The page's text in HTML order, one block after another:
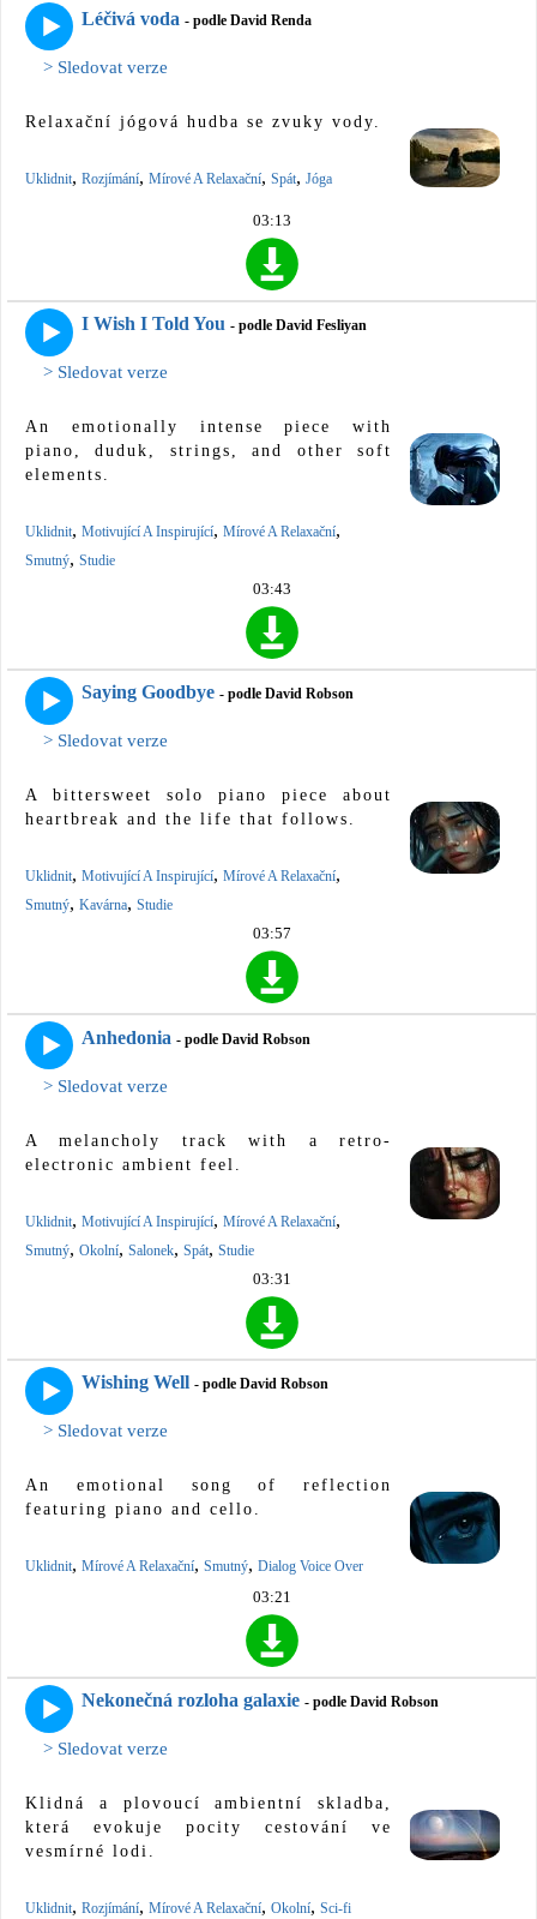
Léčivá voda - podle David Renda
> Sledovat verze
Relaxační jógová hudba se zvuky vody.
Uklidnit, Rozjímání, Mírové A Relaxační, Spát, Jóga
03:13
I Wish I Told You - podle David Fesliyan
> Sledovat verze
An emotionally intense piece with
piano, duduk, strings, and other soft
elements.
Uklidnit, Motivující A Inspirující, Mírové A Relaxační,
Smutný, Studie
03:43
Saying Goodbye - podle David Robson
> Sledovat verze
A bittersweet solo piano piece about
heartbreak and the life that follows.
Uklidnit, Motivující A Inspirující, Mírové A Relaxační,
Smutný, Kavárna, Studie
03:57
Anhedonia - podle David Robson
> Sledovat verze
A melancholy track with a retro-
electronic ambient feel.
Uklidnit, Motivující A Inspirující, Mírové A Relaxační,
Smutný, Okolní, Salonek, Spát, Studie
03:31
Wishing Well - podle David Robson
> Sledovat verze
An emotional song of reflection
featuring piano and cello.
Uklidnit, Mírové A Relaxační, Smutný, Dialog Voice Over
03:21
Nekonečná rozloha galaxie - podle David Robson
> Sledovat verze
Klidná a plovoucí ambientní skladba,
která evokuje pocity cestování ve
vesmírné lodi.
Uklidnit, Rozjímání, Mírové A Relaxační, Okolní, Sci-fi